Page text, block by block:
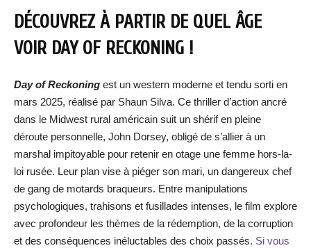
DÉCOUVREZ À PARTIR DE QUEL ÂGE
VOIR DAY OF RECKONING !
Day of Reckoning est un western moderne et tendu sorti en
mars 2025, réalisé par Shaun Silva. Ce thriller d’action ancré
dans le Midwest rural américain suit un shérif en pleine
déroute personnelle, John Dorsey, obligé de s’allier à un
marshal impitoyable pour retenir en otage une femme hors-la-
loi rusée. Leur plan vise à piéger son mari, un dangereux chef
de gang de motards braqueurs. Entre manipulations
psychologiques, trahisons et fusillades intenses, le film explore
avec profondeur les thèmes de la rédemption, de la corruption
et des conséquences inéluctables des choix passés. Si vous